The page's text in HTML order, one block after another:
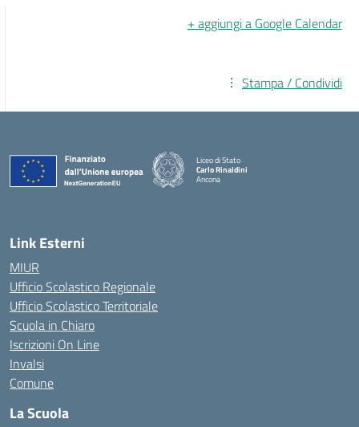
+ aggiungi a Google Calendar
Stampa / Condividi
Liceo di Stato
Carlo Rinaldini
Ancona
Link Esterni
MIUR
Ufficio Scolastico Regionale
Ufficio Scolastico Territoriale
Scuola in Chiaro
Iscrizioni On Line
Invalsi
Comune
La Scuola